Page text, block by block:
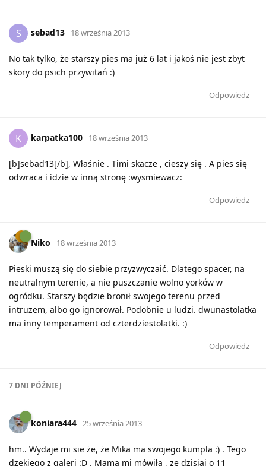
S sebad13 18 września 2013
No tak tylko, że starszy pies ma już 6 lat i jakoś nie jest zbyt
skory do psich przywitań :)
Odpowiedz
K karpatka100 18 września 2013
[b]sebad13[/b], Właśnie . Timi skacze , cieszy się . A pies się
odwraca i idzie w inną stronę :wysmiewacz:
Odpowiedz
Niko 18 września 2013
Pieski muszą się do siebie przyzwyczaić. Dlatego spacer, na
neutralnym terenie, a nie puszczanie wolno yorków w
ogródku. Starszy będzie bronił swojego terenu przed
intruzem, albo go ignorował. Podobnie u ludzi. dwunastolatka
ma inny temperament od czterdziestolatki. :)
Odpowiedz
7 DNI PÓŹNIEJ
koniara444 25 września 2013
hm.. Wydaje mi sie że, że Mika ma swojego kumpla :) . Tego
dzekiego z galeri :D . Mama mi mówiła , ze dzisiaj o 11